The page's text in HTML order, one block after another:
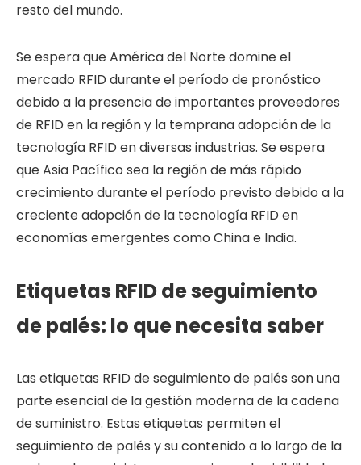
resto del mundo.
Se espera que América del Norte domine el
mercado RFID durante el período de pronóstico
debido a la presencia de importantes proveedores
de RFID en la región y la temprana adopción de la
tecnología RFID en diversas industrias. Se espera
que Asia Pacífico sea la región de más rápido
crecimiento durante el período previsto debido a la
creciente adopción de la tecnología RFID en
economías emergentes como China e India.
Etiquetas RFID de seguimiento
de palés: lo que necesita saber
Las etiquetas RFID de seguimiento de palés son una
parte esencial de la gestión moderna de la cadena
de suministro. Estas etiquetas permiten el
seguimiento de palés y su contenido a lo largo de la